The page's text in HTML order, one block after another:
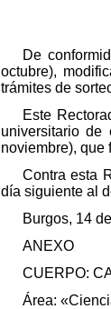
De
octubre),
trámites de
Este
universitario
noviembre), que
Contra esta
día siguiente al
Burgos, 14
ANEXO
CUERPO:
Área: